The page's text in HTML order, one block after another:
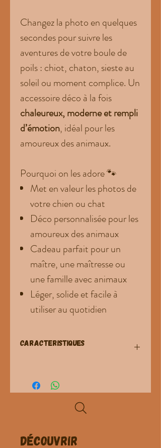
Changez la photo en quelques
secondes pour suivre les
aventures de votre boule de
poils : chiot, chaton, sieste au
soleil ou moment complice. Un
accessoire déco à la fois
chaleureux, moderne et rempli
d’émotion, idéal pour les
amoureux des animaux.
Pourquoi on les adore 🐾
Met en valeur les photos de
votre chien ou chat
Déco personnalisée pour les
amoureux des animaux
Cadeau parfait pour un
maître, une maîtresse ou
une famille avec animaux
Léger, solide et facile à
utiliser au quotidien
CARACTERISTIQUES
Matière :acrylique transparent premium
Fixation :aimants puissants intégrés
Installation facile, sans perçage
Convient aux surfaces métalliques (frigo,
Idéal pour photos de
animaux de compagnie
Découvrir